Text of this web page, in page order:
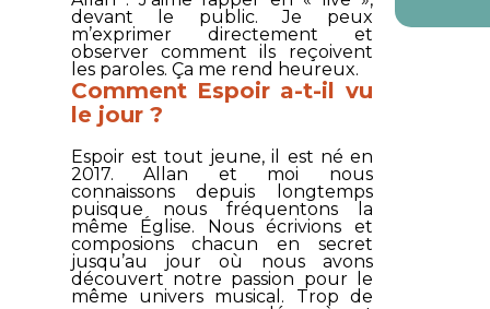
devant le public. Je peux
m’exprimer directement et
observer comment ils reçoivent
les paroles. Ça me rend heureux.
Comment Espoir a-t-il vu
le jour ?
Espoirest tout jeune, il est né en
2017. Allan et moi nous
connaissons depuis longtemps
puisque nous fréquentons la
même Église. Nous écrivions et
composions chacun en secret
jusqu’au jour où nous avons
découvert notre passion pour le
même univers musical. Trop de